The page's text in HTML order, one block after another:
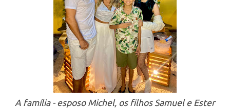
A família - esposo Michel, os filhos Samuel e Ester